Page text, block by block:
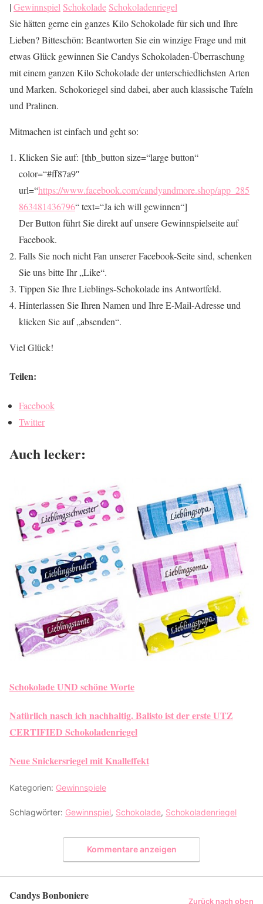
|Gewinnspiel SchokoladeSchokoladenriegel
Sie hätten gerne ein ganzes Kilo Schokolade für sich und Ihre
Lieben? Bitteschön: Beantworten Sie ein winzige Frage und mit
etwas Glück gewinnen Sie Candys Schokoladen-Überraschung
mit einem ganzen Kilo Schokolade der unterschiedlichsten Arten
und Marken. Schokoriegel sind dabei, aber auch klassische Tafeln
und Pralinen.
Mitmachen ist einfach und geht so:
Klicken Sie auf: [thb_button size=“large button“
color=“#ff87a9″
url=“https://www.facebook.com/candyandmore.shop/app_285
863481436796“ text=“Ja ich will gewinnen“]
Der Button führt Sie direkt auf unsere Gewinnspielseite auf
Facebook.
Falls Sie noch nicht Fan unserer Facebook-Seite sind, schenken
Sie uns bitte Ihr „Like“.
Tippen Sie Ihre Lieblings-Schokolade ins Antwortfeld.
Hinterlassen Sie Ihren Namen und Ihre E-Mail-Adresse und
klicken Sie auf „absenden“.
Viel Glück!
Teilen:
Facebook
Twitter
Auch lecker:
Schokolade UND schöne Worte
Natürlich nasch ich nachhaltig. Balisto ist der erste UTZ
CERTIFIED Schokoladenriegel
Neue Snickersriegel mit Knalleffekt
Kategorien: Gewinnspiele
Schlagwörter: Gewinnspiel, Schokolade, Schokoladenriegel
Kommentare anzeigen
Candys Bonboniere Zurück nach oben